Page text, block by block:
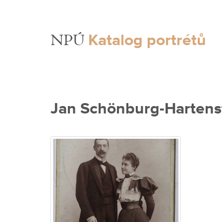
NPÚ Katalog portrétů
Jan Schönburg-